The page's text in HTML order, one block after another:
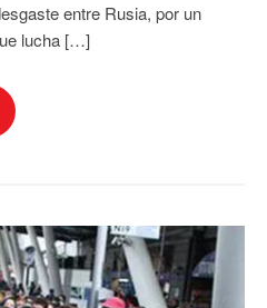
entre Rusia, por un
lucha […]